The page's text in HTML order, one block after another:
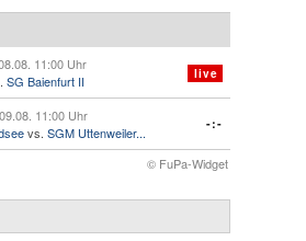
11:00 Uhr
SG Baienfurt II live
11:00 Uhr
vs. SGM Uttenweiler...
-:-
© FuPa-Widget